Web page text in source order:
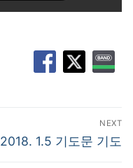
NEXT
Next
2018. 1.5 기도문 기도